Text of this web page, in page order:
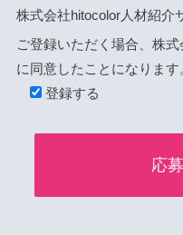
株式会社hitocolor人材紹介
ご登録いただく場合、株
に同意したことになります
登録する